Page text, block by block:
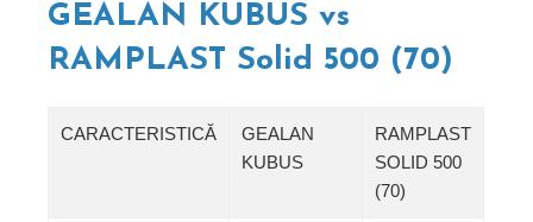
GEALAN KUBUS vs
RAMPLAST Solid 500 (70)
CARACTERISTICĂ
GEALAN
KUBUS
RAMPLAST
SOLID 500
(70)